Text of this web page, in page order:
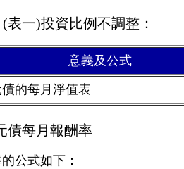
表一)投資比例不調整：
意義及公式
的每月淨值表
債每月報酬率
公式如下：